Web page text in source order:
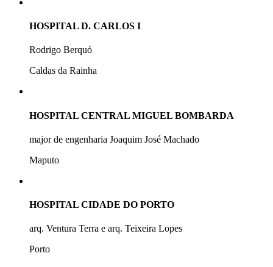
HOSPITAL D. CARLOS I
Rodrigo Berquó
Caldas da Rainha
HOSPITAL CENTRAL MIGUEL BOMBARDA
major de engenharia Joaquim José Machado
Maputo
HOSPITAL CIDADE DO PORTO
arq. Ventura Terra e arq. Teixeira Lopes
Porto